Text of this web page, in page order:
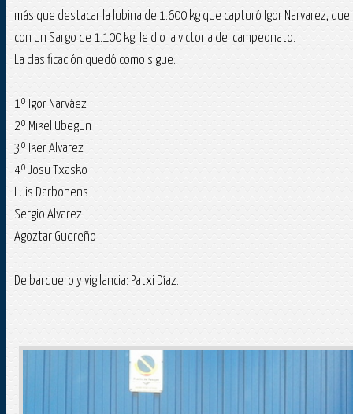
más que destacar la lubina de 1.600 kg que capturó Igor Narvarez, que
con un Sargo de 1.100 kg, le dio la victoria del campeonato.
La clasificación quedó como sigue:
1º Igor Narváez
2º Mikel Ubegun
3º Iker Alvarez
4º Josu Txasko
Luis Darbonens
Sergio Alvarez
Agoztar Guereño
De barquero y vigilancia: Patxi Díaz.